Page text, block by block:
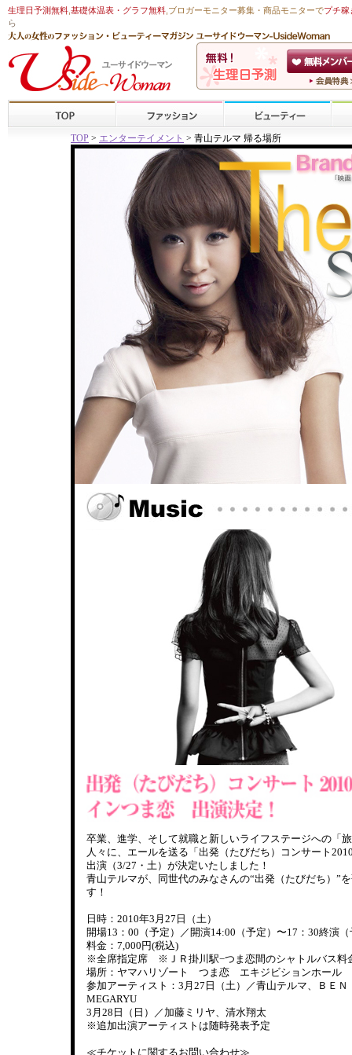
生理日予測無料 基礎体温表・グラフ無料 ,ブロガーモニター募集・商品モニターでプチ稼
ら
TOP > エンターテイメント > 青山テルマ 帰る場所
卒業、進学、そして就職と新しいライフステージへの「
人々に、エールを送る「出発（たびだち）コンサート
出演（3/27・土）が決定いたしました！
青山テルマが、同世代のみなさんの“出発（たびだち）”
す！
日時：2010年3月27日（土）
開場13：00（予定）／開演14:00（予定）〜17：30終演
料金：7,000円(税込)
※全席指定席 ※ＪＲ掛川駅−つま恋間のシャトルバス料
場所：ヤマハリゾート つま恋 エキジビションホール
参加アーティスト：3月27日（土）／青山テルマ、ＢＥＮ
MEGARYU
3月28日（日）／加藤ミリヤ、清水翔太
※追加出演アーティストは随時発表予定
≪チケットに関するお問い合わせ≫